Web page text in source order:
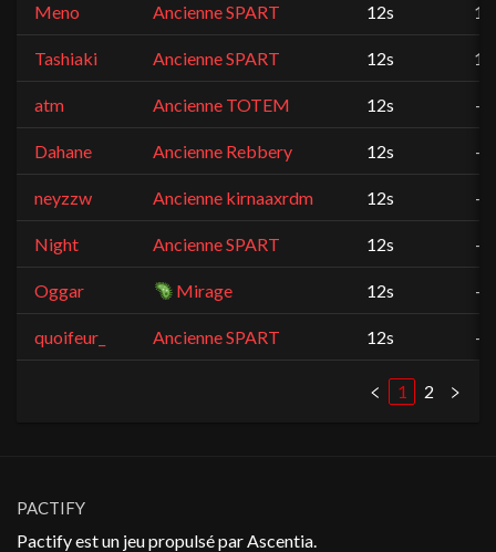
Meno Ancienne SPART 12s 1
Tashiaki Ancienne SPART 12s 1
atm Ancienne TOTEM 12s -
Dahane Ancienne Rebbery 12s -
neyzzw Ancienne kirnaaxrdm 12s -
Night Ancienne SPART 12s -
Oggar Mirage 12s -
quoifeur_ Ancienne SPART 12s -
1 2
PACTIFY
Pactify est un jeu propulsé parAscentia.